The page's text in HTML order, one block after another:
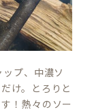
プ、中濃ソ
け。とろりと
！熱々のソー